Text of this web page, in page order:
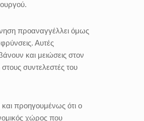
προαναγγέλλει όμως
Αυτές
και μειώσεις στον
συντελεστές του
και προηγουμένως ότι ο
χώρος που